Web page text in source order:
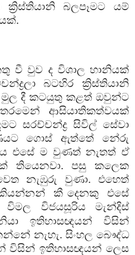
ක්‍රිස්තියානි බලපෑමට යම්
වී වුව ද විශාල හානියක්
බටහිර ක්‍රිස්තියානි
දී කටයුතු කළත් ඔවුන්ට
ආසියාතිකත්වයක්
සරච්චන්ද්‍ර සිවිල් සේවා
ගොස් ඇත්තේ නේරු
එසේ ම වුණත් නැතත් ඒ
තියෙනවා. පසු කලෙක
නැඹුරු වුණා. එහෙත්
කියන්නන්
කී දෙනකු
එසේ
විමල විජයසූරිය මැන්දිස්
ඉතිහාසඥයන් විසින්
නැහැ. සිංහල බෞද්ධ
විසින් ඉතිහාසඥයන් ලෙස